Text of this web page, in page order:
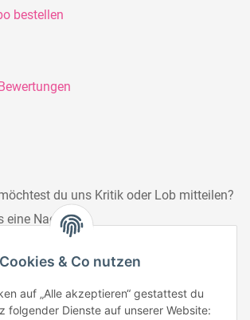
& Co nutzen
auf „Alle akzeptieren“ gestattest du
folgender Dienste auf unserer Website:
bestellen
du uns Kritik oder Lob mitteilen?
eine Nachricht.
du uns: